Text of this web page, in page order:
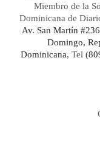
Miembro de la
Dominicana de
Av. San Martín
Domingo,
Dominicana, Tel